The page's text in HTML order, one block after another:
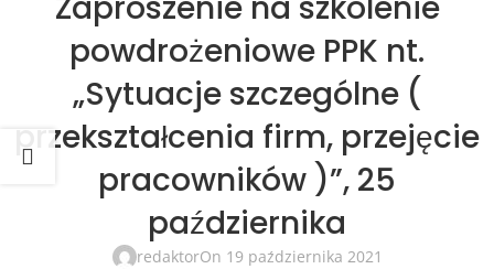
Zaproszenie na szkolenie
powdrożeniowe PPK nt.
„Sytuacje szczególne (
przekształcenia firm, przejęcie
pracowników )”, 25
października
redaktorOn 19 października 2021